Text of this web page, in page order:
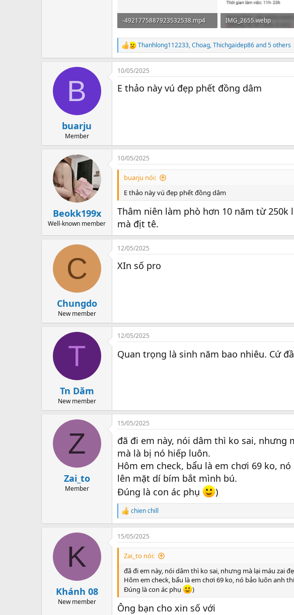
-4921775887923532538.mp4
IMG_2655.webp
R
e
a
c
i
Thanhlong112233,Choag,Thichgaidep86and 5 others
B
buarju
Member
10/05/2025
E thảo này vú đẹp phết đồng dâm
Beokk199x
Well-known member
10/05/2025
buarju nói:
E thảo này vú đẹp phết đồng dâm
Thâm niên làm phò hơn 10 năm từ
mà địt tê.
C
Chungdo
New member
12/05/2025
XIn số pro
T
Tn Dăm
New member
12/05/2025
Quan trọng là sinh năm bao nhiêu. Cứ
Z
Zai_to
Member
15/05/2025
đã đi em này, nói dâm thì ko sai, nhưng
mà là bị nó hiếp luôn.
Hôm em check, bẩu là em chơi 69 ko,
lên mặt dí bím bắt mình bú.
Đúng là con ác phụ
)
R
e
a
c
t
n
chien chill
K
Khánh 08
New member
15/05/2025
Zai_to nói:
đã đi em này, nói dâm thì ko sai, nhưng mà lại máu zai
Hôm em check, bẩu là em chơi 69 ko, nó bảo luôn anh
Đúng là con ác phụ
)
Ông bạn cho xin số với